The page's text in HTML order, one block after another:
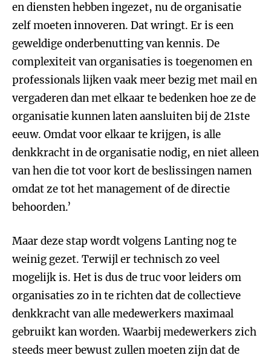
en diensten hebben ingezet, nu de organisatie
zelf moeten innoveren. Dat wringt. Er is een
geweldige onderbenutting van kennis. De
complexiteit van organisaties is toegenomen en
professionals lijken vaak meer bezig met mail en
vergaderen dan met elkaar te bedenken hoe ze de
organisatie kunnen laten aansluiten bij de 21ste
eeuw. Omdat voor elkaar te krijgen, is alle
denkkracht in de organisatie nodig, en niet alleen
van hen die tot voor kort de beslissingen namen
omdat ze tot het management of de directie
behoorden.’
Maar deze stap wordt volgens Lanting nog te
weinig gezet. Terwijl er technisch zo veel
mogelijk is. Het is dus de truc voor leiders om
organisaties zo in te richten dat de collectieve
denkkracht van alle medewerkers maximaal
gebruikt kan worden. Waarbij medewerkers zich
steeds meer bewust zullen moeten zijn dat de